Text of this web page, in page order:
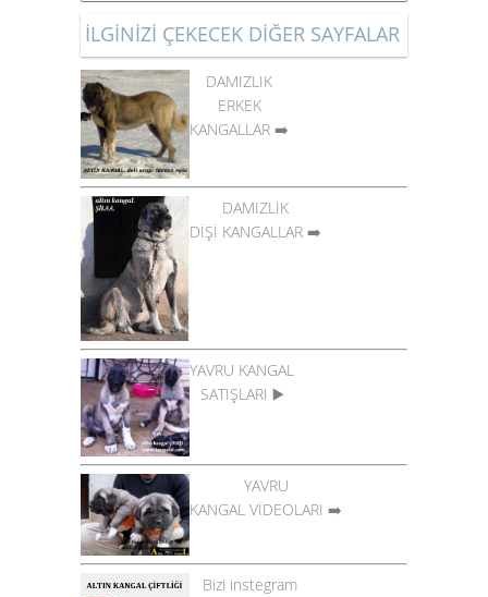
İLGİNİZİ ÇEKECEK DİĞER SAYFALAR
DAMIZLIK
ERKEK
KANGALLAR ➡️
DAMIZLIK
DİŞİ KANGALLAR ➡️
YAVRU KANGAL
SATIŞLARI ▶️
YAVRU
KANGAL VİDEOLARI ➡️
Bizi instegram